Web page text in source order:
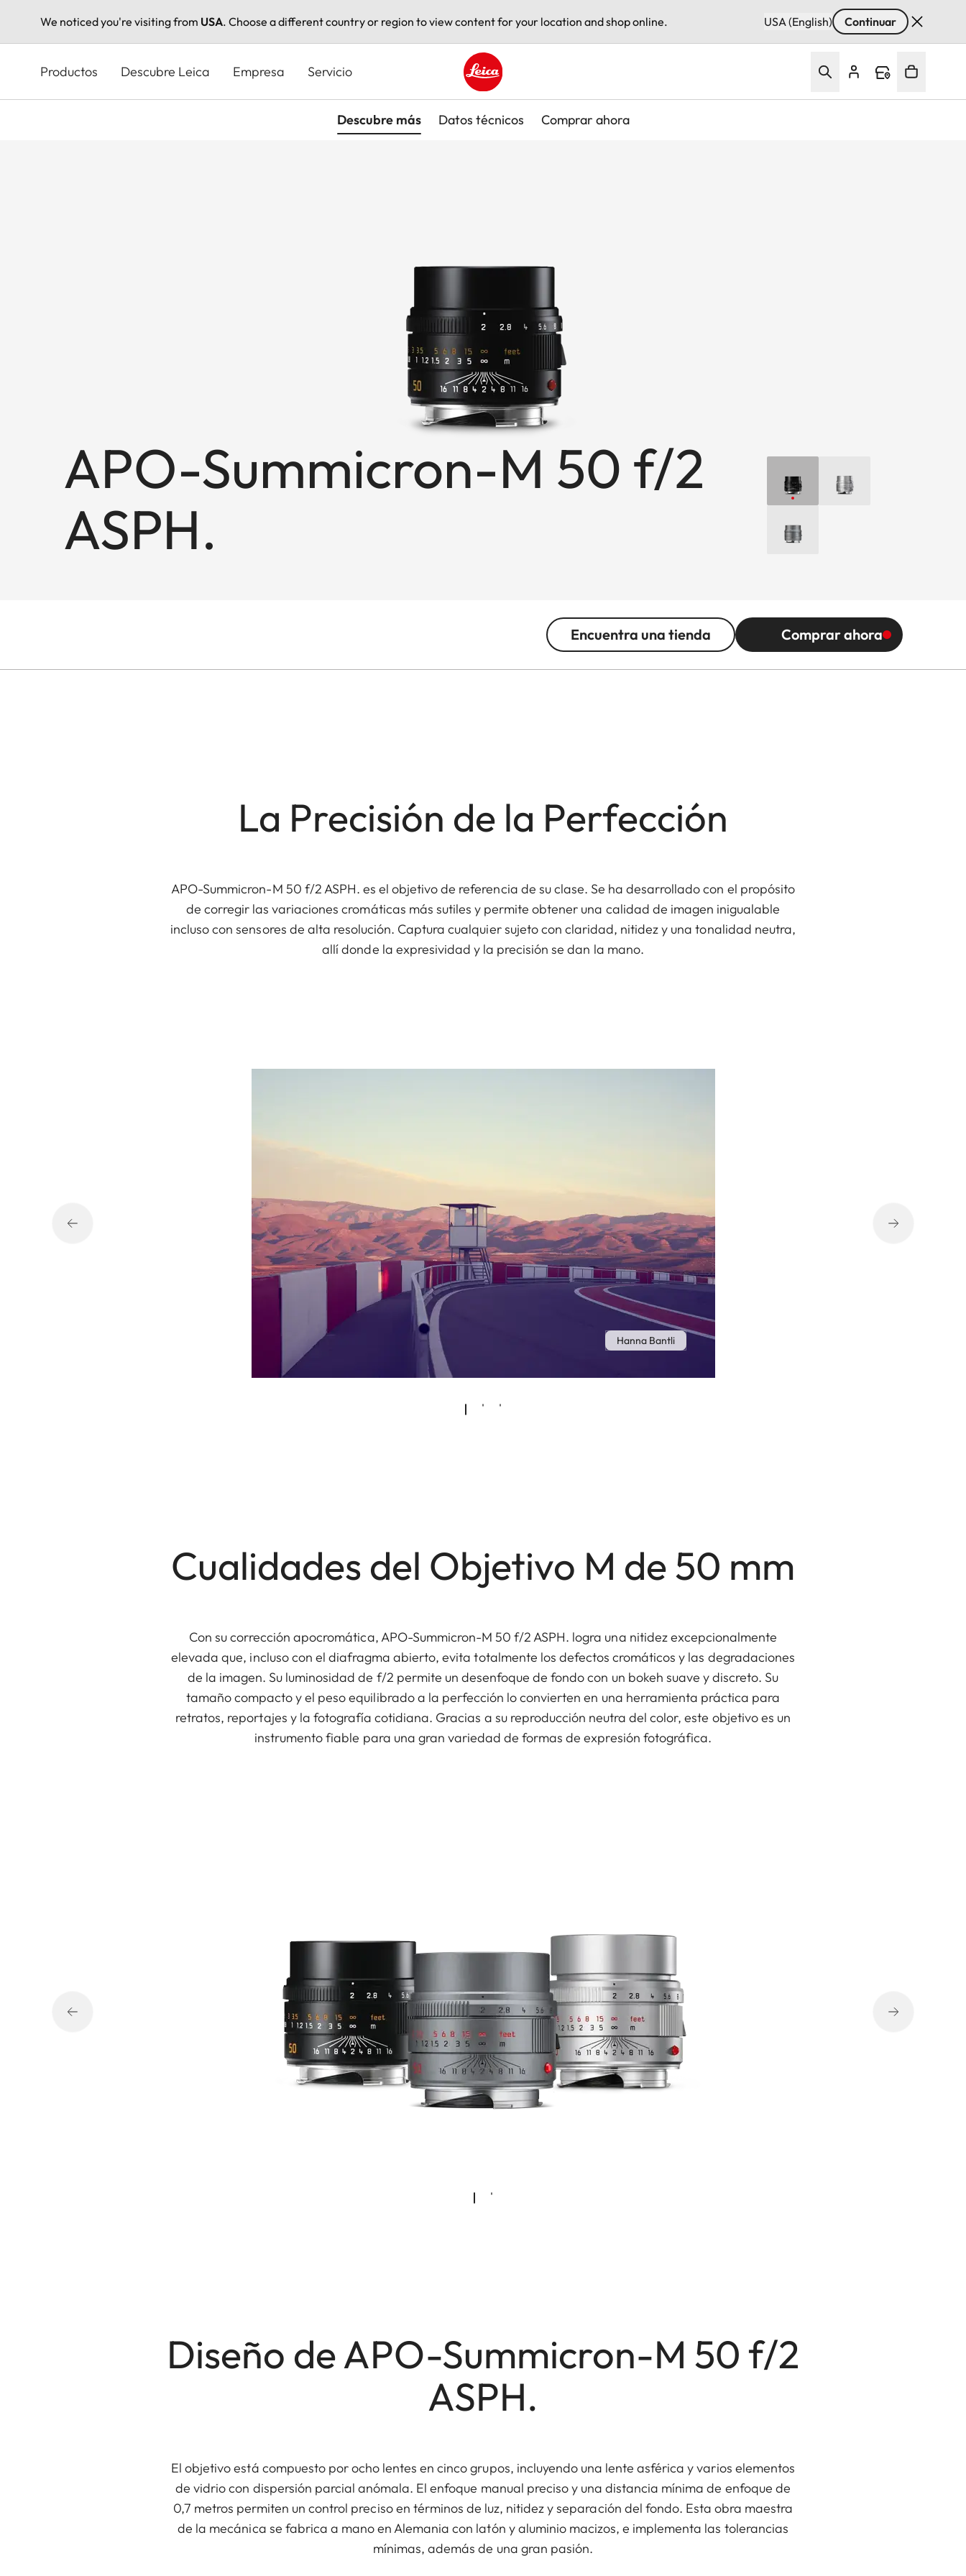
We noticed you're visiting from USA. Choose a different country or region to view content for your location and shop online. USA (English) Continuar
principal
Productos Descubre Leica Empresa Servicio
Leica logo - Home
Descubre más Datos técnicos Comprar ahora
APO-Summicron-M 50 f/2
ASPH.
Encuentra una tienda Comprar ahora
La Precisión de la Perfección
APO-Summicron-M 50 f/2 ASPH. es el objetivo de referencia de su clase. Se ha desarrollado con el propósito
de corregir las variaciones cromáticas más sutiles y permite obtener una calidad de imagen inigualable
incluso con sensores de alta resolución. Captura cualquier sujeto con claridad, nitidez y una tonalidad neutra,
allí donde la expresividad y la precisión se dan la mano.
Hanna Bantli
Cualidades del Objetivo M de 50 mm
Con su corrección apocromática, APO-Summicron-M 50 f/2 ASPH. logra una nitidez excepcionalmente
elevada que, incluso con el diafragma abierto, evita totalmente los defectos cromáticos y las degradaciones
de la imagen. Su luminosidad de f/2 permite un desenfoque de fondo con un bokeh suave y discreto. Su
tamaño compacto y el peso equilibrado a la perfección lo convierten en una herramienta práctica para
retratos, reportajes y la fotografía cotidiana. Gracias a su reproducción neutra del color, este objetivo es un
instrumento fiable para una gran variedad de formas de expresión fotográfica.
Diseño de APO-Summicron-M 50 f/2
ASPH.
El objetivo está compuesto por ocho lentes en cinco grupos, incluyendo una lente asférica y varios elementos
de vidrio con dispersión parcial anómala. El enfoque manual preciso y una distancia mínima de enfoque de
0,7 metros permiten un control preciso en términos de luz, nitidez y separación del fondo. Esta obra maestra
de la mecánica se fabrica a mano en Alemania con latón y aluminio macizos, e implementa las tolerancias
mínimas, además de una gran pasión.